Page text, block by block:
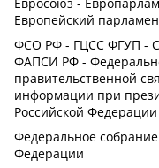
Европейский
ФСО РФ - ГЦСС ФГУП -
ФАПСИ РФ -
правительственной
информации при
Российской Федерации
Федеральное
Федерации